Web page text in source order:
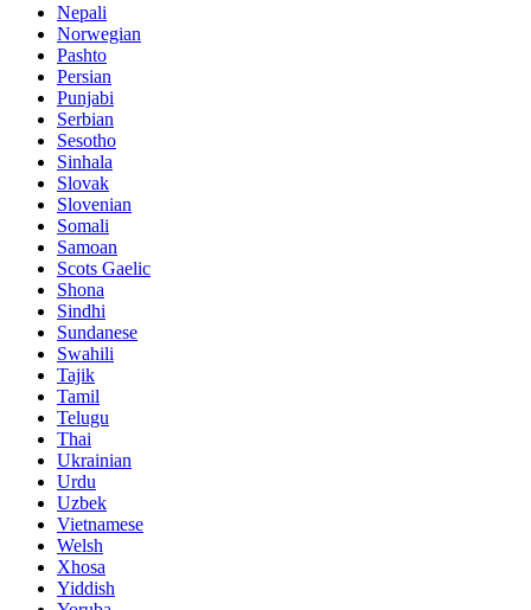
Nepali
Norwegian
Pashto
Persian
Punjabi
Serbian
Sesotho
Sinhala
Slovak
Slovenian
Somali
Samoan
Scots Gaelic
Shona
Sindhi
Sundanese
Swahili
Tajik
Tamil
Telugu
Thai
Ukrainian
Urdu
Uzbek
Vietnamese
Welsh
Xhosa
Yiddish